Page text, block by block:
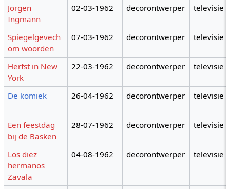
Jorgen
Ingmann
02-03-1962 decorontwerper televisie
Spiegelgevech
om woorden
07-03-1962 decorontwerper televisie
Herfst in New
York
22-03-1962 decorontwerper televisie
De komiek 26-04-1962 decorontwerper televisie
Een feestdag
bij de Basken
28-07-1962 decorontwerper televisie
Los diez
hermanos
Zavala
04-08-1962 decorontwerper televisie